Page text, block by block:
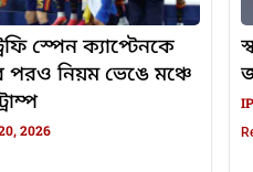
স্পেন ক্যাপ্টেনকে
পরও নিয়ম ভেঙে মঞ্চে
2026